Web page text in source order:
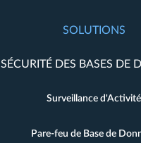
SOLUTIONS
SÉCURITÉ DES BASES DE
Surveillance d'Activité
Pare-feu de Base de